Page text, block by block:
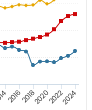
20162018202020222024